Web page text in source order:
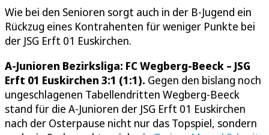
Wie bei den Senioren sorgt auch in der B-Jugend ein
Rückzug eines Kontrahenten für weniger Punkte bei
der JSG Erft 01 Euskirchen.
A-Junioren Bezirksliga: FC Wegberg-Beeck – JSG
Erft 01 Euskirchen 3:1 (1:1). Gegen den bislang noch
ungeschlagenen Tabellendritten Wegberg-Beeck
stand für die A-Junioren der JSG Erft 01 Euskirchen
nach der Osterpause nicht nur das Topspiel, sondern